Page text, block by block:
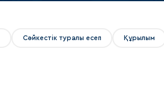
Сәйкестік туралы есеп Құрылым